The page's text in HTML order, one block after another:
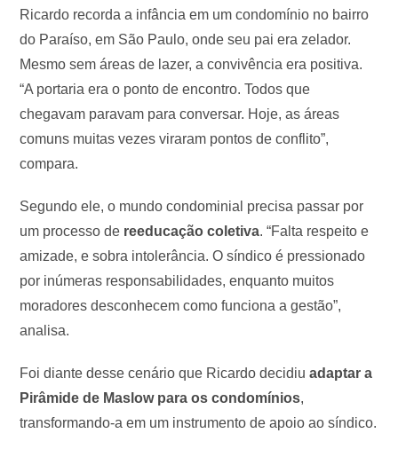
Ricardo recorda a infância em um condomínio no bairro
do Paraíso, em São Paulo, onde seu pai era zelador.
Mesmo sem áreas de lazer, a convivência era positiva.
“A portaria era o ponto de encontro. Todos que
chegavam paravam para conversar. Hoje, as áreas
comuns muitas vezes viraram pontos de conflito”,
compara.
Segundo ele, o mundo condominial precisa passar por
um processo de reeducação coletiva. “Falta respeito e
amizade, e sobra intolerância. O síndico é pressionado
por inúmeras responsabilidades, enquanto muitos
moradores desconhecem como funciona a gestão”,
analisa.
Foi diante desse cenário que Ricardo decidiuadaptar a
Pirâmide de Maslow para os condomínios,
transformando-a em um instrumento de apoio ao síndico.